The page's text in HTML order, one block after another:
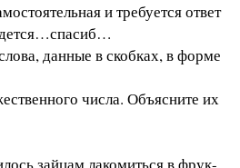
и требуется ответ
данные в скобках, в форме
числа. Объясните их